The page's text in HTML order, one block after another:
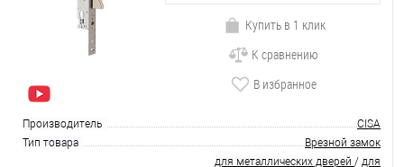
Купить в 1 клик
К сравнению
В избранное
Производитель
CISA
Тип товара
Врезной замок
для металлических дверей / для